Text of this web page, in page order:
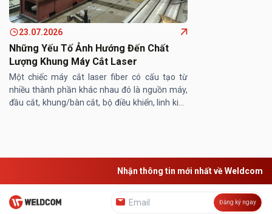
23.07.2026
Những Yếu Tố Ảnh Hướng Đến Chất
Lượng Khung Máy Cắt Laser
Một chiếc máy cắt laser fiber có cấu tạo từ
nhiều thành phần khác nhau đó là nguồn máy,
đầu cắt, khung/bàn cắt, bộ điều khiển, linh kiện
Nhận thông tin mới nhất về Weldcom
Đăng ký ngay